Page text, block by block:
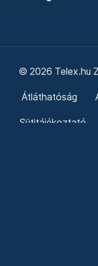
© 2026 Telex.hu
Átláthatóság
Sütitájékoztató